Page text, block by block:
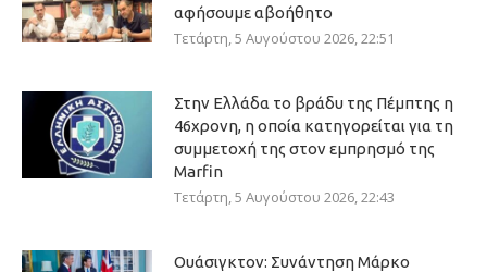
αφήσουμε αβοήθητο
Τετάρτη, 5 Αυγούστου 2026, 22:51
Στην Ελλάδα το βράδυ της Πέμπτης η
46χρονη, η οποία κατηγορείται για τη
συμμετοχή της στον εμπρησμό της
Marfin
Τετάρτη, 5 Αυγούστου 2026, 22:43
Ουάσιγκτον: Συνάντηση Μάρκο